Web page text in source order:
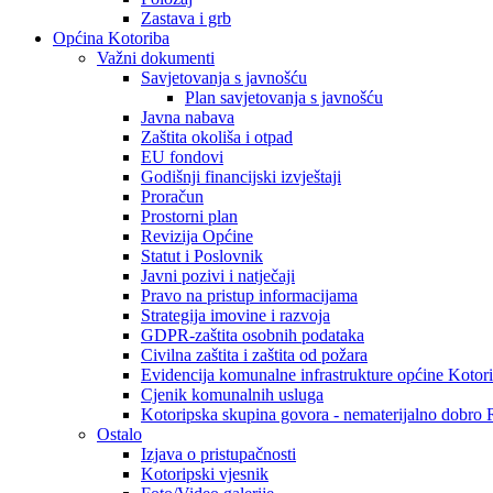
Zastava i grb
Općina Kotoriba
Važni dokumenti
Savjetovanja s javnošću
Plan savjetovanja s javnošću
Javna nabava
Zaštita okoliša i otpad
EU fondovi
Godišnji financijski izvještaji
Proračun
Prostorni plan
Revizija Općine
Statut i Poslovnik
Javni pozivi i natječaji
Pravo na pristup informacijama
Strategija imovine i razvoja
GDPR-zaštita osobnih podataka
Civilna zaštita i zaštita od požara
Evidencija komunalne infrastrukture općine
Cjenik komunalnih usluga
Kotoripska skupina govora - nematerijalno dobro
Ostalo
Izjava o pristupačnosti
Kotoripski vjesnik